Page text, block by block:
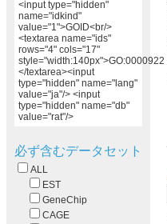
<input type="hidden"
name="idkind"
value="1">GOID<br/>
<textarea name="ids"
rows="4" cols="17"
style="width:140px">GO:0000922
</textarea><input
type="hidden" name="lang"
value="ja"/> <input
type="hidden" name="db"
value="rat"/>
必ず含むデータセット
ALL
EST
GeneChip
CAGE